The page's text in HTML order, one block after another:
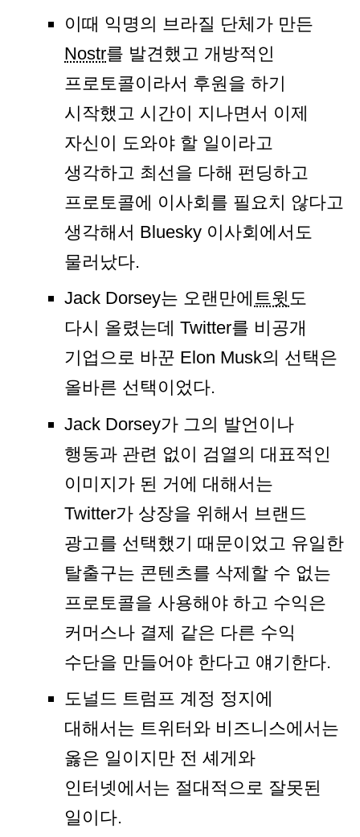
이때 익명의 브라질 단체가 만든
Nostr를 발견했고 개방적인
프로토콜이라서 후원을 하기
시작했고 시간이 지나면서 이제
자신이 도와야 할 일이라고
생각하고 최선을 다해 펀딩하고
프로토콜에 이사회를 필요치 않다고
생각해서 Bluesky 이사회에서도
물러났다.
Jack Dorsey는 오랜만에 트윗도
다시 올렸는데 Twitter를 비공개
기업으로 바꾼 Elon Musk의 선택은
올바른 선택이었다.
Jack Dorsey가 그의 발언이나
행동과 관련 없이 검열의 대표적인
이미지가 된 거에 대해서는
Twitter가 상장을 위해서 브랜드
광고를 선택했기 때문이었고 유일한
탈출구는 콘텐츠를 삭제할 수 없는
프로토콜을 사용해야 하고 수익은
커머스나 결제 같은 다른 수익
수단을 만들어야 한다고 얘기한다.
도널드 트럼프 계정 정지에
대해서는 트위터와 비즈니스에서는
옳은 일이지만 전 셰게와
인터넷에서는 절대적으로 잘못된
일이다.